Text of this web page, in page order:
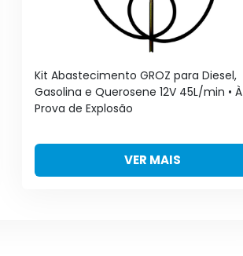
Kit Abastecimento GROZ para Diesel,
Gasolina e Querosene 12V 45L/min • À
Prova de Explosão
VER MAIS